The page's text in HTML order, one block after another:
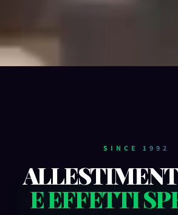
SINCE 1992
E EFFETTI